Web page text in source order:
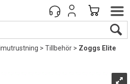
>Tillbehör>Zoggs Elite